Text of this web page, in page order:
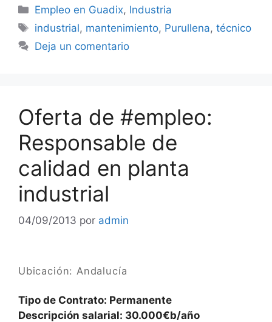
Categorías
Empleo en Guadix, Industria
Etiquetas
industrial, mantenimiento, Purullena,técnico
Deja un comentario
Oferta de #empleo:
Responsable de
calidad en planta
industrial
04/09/2013 por admin
Ubicación: Andalucía
Tipo de Contrato: Permanente
Descripción salarial: 30.000€b/año